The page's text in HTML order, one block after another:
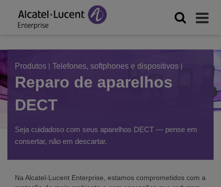
Produtos | Telefones, softphones e dispositivos |
Reparo de aparelhos
DECT
Seja cuidadoso com seus aparelhos DECT — pense em
consertar, não em descartar.
Na Alcatel-Lucent Enterprise, estamos comprometidos com a